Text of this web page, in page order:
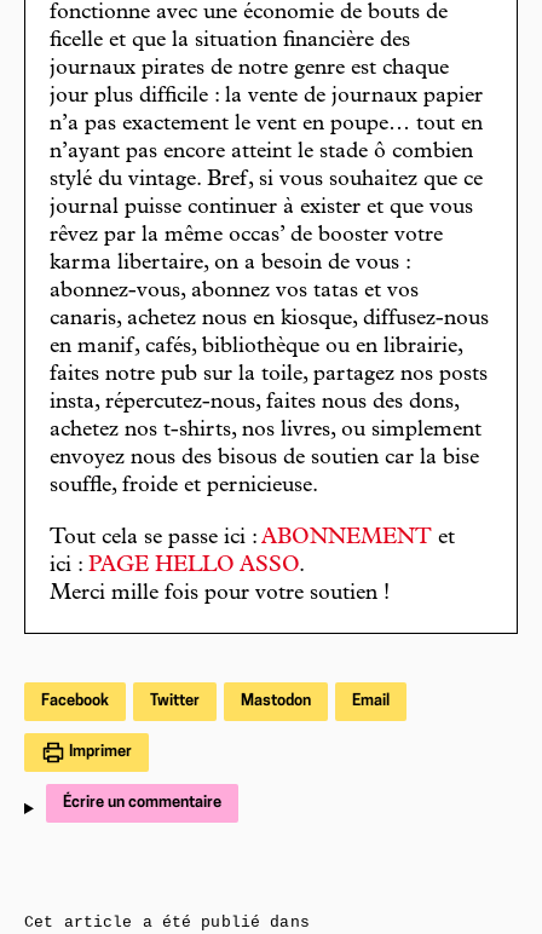
fonctionne avec une économie de bouts de
ficelle et que la situation financière des
journaux pirates de notre genre est chaque
jour plus difficile : la vente de journaux papier
n’a pas exactement le vent en poupe… tout en
n’ayant pas encore atteint le stade ô combien
stylé du vintage. Bref, si vous souhaitez que ce
journal puisse continuer à exister et que vous
rêvez par la même occas’ de booster votre
karma libertaire, on a besoin de vous :
abonnez-vous, abonnez vos tatas et vos
canaris, achetez nous en kiosque, diffusez-nous
en manif, cafés, bibliothèque ou en librairie,
faites notre pub sur la toile, partagez nos posts
insta, répercutez-nous, faites nous des dons,
achetez nos t-shirts, nos livres, ou simplement
envoyez nous des bisous de soutien car la bise
souffle, froide et pernicieuse.
Tout cela se passe ici : ABONNEMENT et
ici : PAGE HELLO ASSO.
Merci mille fois pour votre soutien !
Facebook Twitter Mastodon Email
Imprimer
Écrire un commentaire
Cet article a été publié dans